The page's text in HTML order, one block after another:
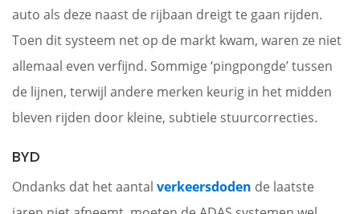
auto als deze naast de rijbaan dreigt te gaan rijden.
Toen dit systeem net op de markt kwam, waren ze niet
allemaal even verfijnd. Sommige ‘pingpongde’ tussen
de lijnen, terwijl andere merken keurig in het midden
bleven rijden door kleine, subtiele stuurcorrecties.
BYD
Ondanks dat het aantal verkeersdoden de laatste